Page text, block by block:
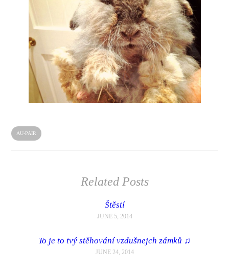
AU-PAIR
Related Posts
Štěstí
JUNE 5, 2014
To je to tvý stěhování vzdušnejch zámků ♫
JUNE 24, 2014